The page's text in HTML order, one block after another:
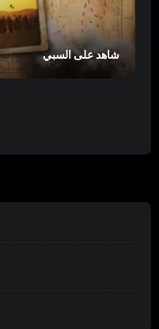
شاهد على السبي
بين طيات عاشوراء